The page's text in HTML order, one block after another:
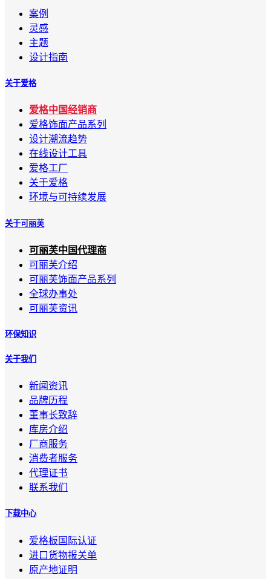
案例
灵感
主题
设计指南
关于爱格
爱格中国经销商
爱格饰面产品系列
设计潮流趋势
在线设计工具
爱格工厂
关于爱格
环境与可持续发展
关于可丽芙
可丽芙中国代理商
可丽芙介绍
可丽芙饰面产品系列
全球办事处
可丽芙资讯
环保知识
关于我们
新闻资讯
品牌历程
董事长致辞
库房介绍
厂商服务
消费者服务
代理证书
联系我们
下载中心
爱格板国际认证
进口货物报关单
原产地证明